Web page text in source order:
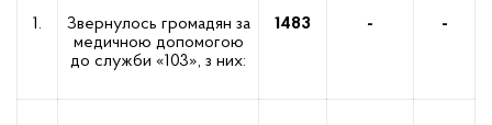
1.
Звернулось громадян за
медичною допомогою
до служби «103», з них:
1483 - -